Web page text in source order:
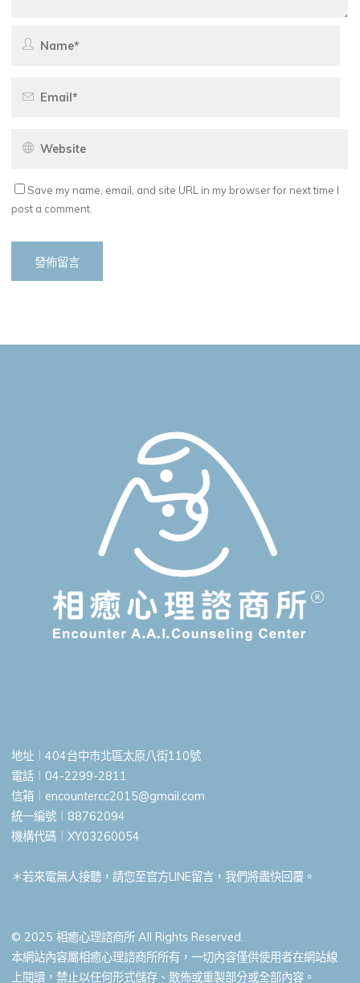
Save my name, email, and site URL in my browser for next time I
post a comment.
地址︱404台中市北區太原八街110號
電話︱04-2299-2811
信箱︱ encountercc2015@gmail.com
統一編號︱88762094
機構代碼︱XY03260054
＊若來電無人接聽，請您至官方LINE留言，我們將盡快回覆。
© 2025 相癒心理諮商所 All Rights Reserved.
本網站內容屬相癒心理諮商所所有，一切內容僅供使用者在網站線
上閱讀，禁止以任何形式儲存、散佈或重製部分或全部內容。